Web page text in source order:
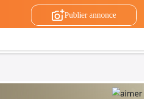
Publier annonce